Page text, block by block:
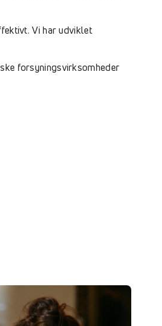
Vi har udviklet
forsyningsvirksomheder